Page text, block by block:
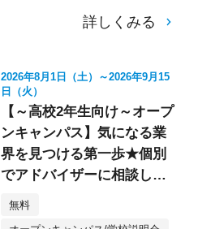
詳しくみる
2026年8月1日（土）～2026年9月15
日（火）
【～高校2年生向け～オープ
ンキャンパス】気になる業
界を見つける第一歩★個別
でアドバイザーに相談して
みよう！
無料